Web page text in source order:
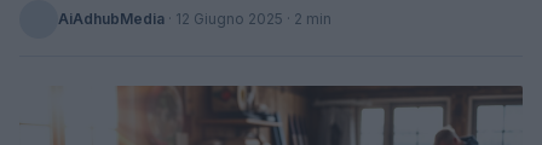
AiAdhubMedia · 12 Giugno 2025 · 2 min